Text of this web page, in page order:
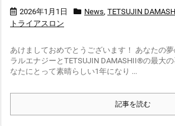
2026年1月1日 News, TETSUJIN
トライアスロン
あけましておめでとうございます！ あなたの
ラルエナジーとTETSUJIN DAMASHII®の最大
なたにとって素晴らしい1年になり ...
記事を読む